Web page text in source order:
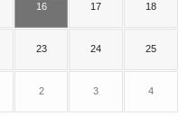
16 17 18
23 24 25
2 3 4